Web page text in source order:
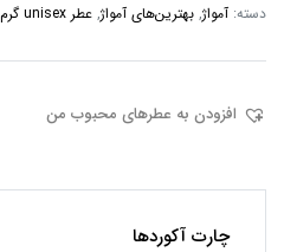
دسته: آمواژ, بهترین‌های آمواژ, عطر unisex گرم
افزودن به عطرهای محبوب من
چارت آکوردها